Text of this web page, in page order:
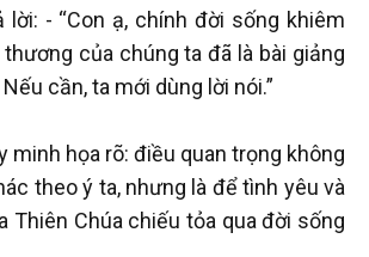
lời: - “Con ạ, chính đời sống khiêm
của chúng ta đã là bài giảng
cần, ta mới dùng lời nói.”
minh họa rõ: điều quan trọng không
theo ý ta, nhưng là để tình yêu và
Thiên Chúa chiếu tỏa qua đời sống